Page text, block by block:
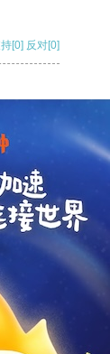
[0] 反对[0]
[0] 反对[0]
持[0] 反对[0]